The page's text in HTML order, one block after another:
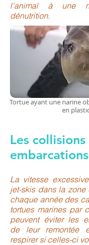
l'animal à une
dénutrition.
Tortue ayant une narine
en
Les collisions
embarcations
La vitesse
jet-skis dans la zone
chaque année des
tortues marines par
peuvent éviter les
de leur remontée
respirer si celles-ci